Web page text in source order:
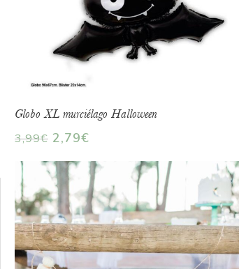
Globo XL murciélago Halloween
3,99€ 2,79€